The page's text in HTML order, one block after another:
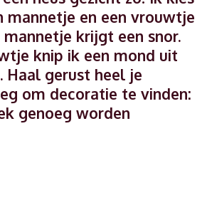
mannetje en een vrouwtje
krijgt een snor.
knip ik een mond uit
Haal gerust heel je
om decoratie te vinden:
genoeg worden